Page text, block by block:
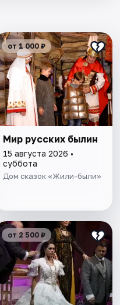
от 1 000 ₽
Мир русских былин
15 августа 2026 •
суббота
Дом сказок «Жили-были»
от 2 500 ₽